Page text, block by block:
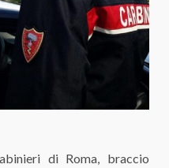
di Roma, braccio